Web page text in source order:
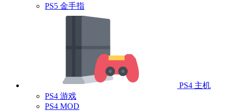
PS5 金手指
PS4 主机
PS4 游戏
PS4 MOD